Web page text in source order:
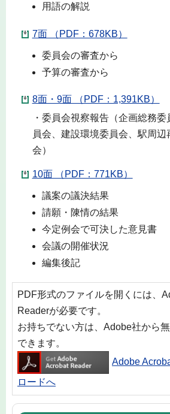
用語の解説
7面 （PDF：678KB）
委員会の審査から
予算の審査から
8面・9面 （PDF：1,391KB）
・委員会視察報告（企画総務
員会、建設環境委員会、駅周辺
会）
10面 （PDF：771KB）
議案の議決結果
請願・陳情の結果
今定例会で可決した意見書
会議の開催状況
編集後記
PDF形式のファイルを開くには、
Readerが必要です。
お持ちでない方は、Adobe社から
できます。
Adobe
ロードへ